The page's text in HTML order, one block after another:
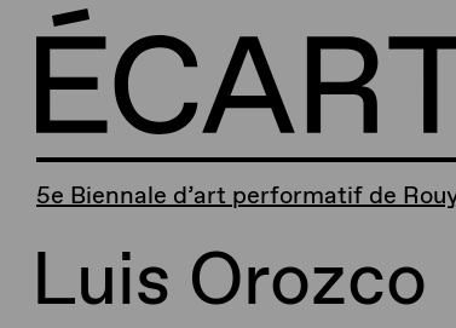
5e Biennale d’art performatif de
Luis Orozco